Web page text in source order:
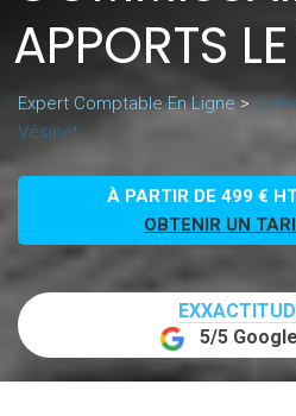
APPORTS
Expert Comptable En Ligne>
Vésinet
À PARTIR DE 499 €
OBTENIR UN
5/5 Google